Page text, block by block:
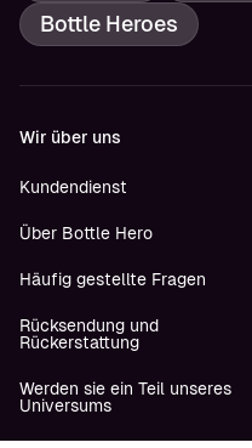
Bottle Heroes
Wir über uns
Kundendienst
Über Bottle Hero
Häufig gestellte Fragen
Rücksendung und
Rückerstattung
Werden sie ein Teil unseres
Universums